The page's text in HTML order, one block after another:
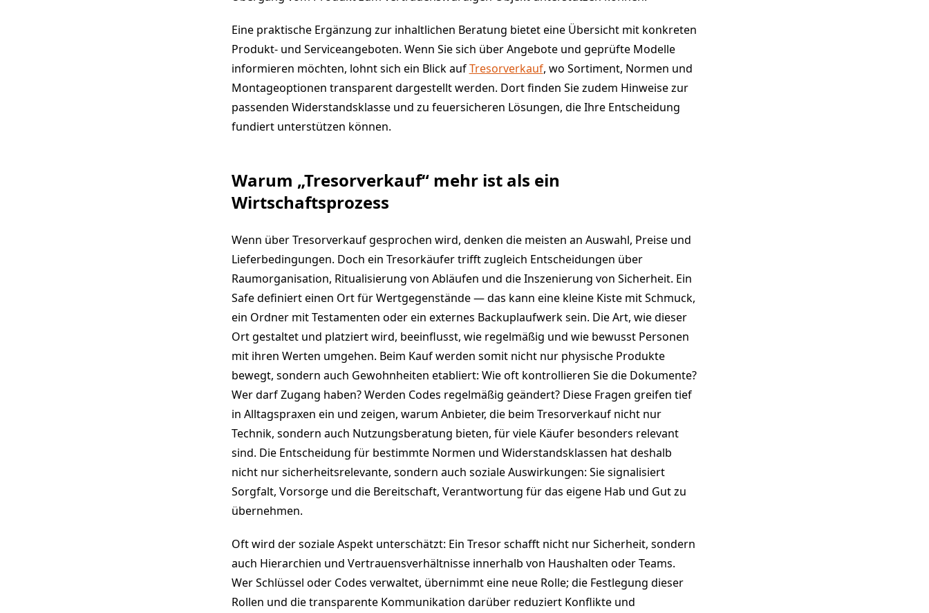
Eine praktische Ergänzung zur inhaltlichen Beratung bietet eine Übersicht mit konkreten
Produkt- und Serviceangeboten. Wenn Sie sich über Angebote und geprüfte Modelle
informieren möchten, lohnt sich ein Blick aufTresorverkauf, wo Sortiment, Normen und
Montageoptionen transparent dargestellt werden. Dort finden Sie zudem Hinweise zur
passenden Widerstandsklasse und zu feuersicheren Lösungen, die Ihre Entscheidung
fundiert unterstützen können.
Warum „Tresorverkauf“ mehr ist als ein
Wirtschaftsprozess
Wenn über Tresorverkauf gesprochen wird, denken die meisten an Auswahl, Preise und
Lieferbedingungen. Doch ein Tresorkäufer trifft zugleich Entscheidungen über
Raumorganisation, Ritualisierung von Abläufen und die Inszenierung von Sicherheit. Ein
Safe definiert einen Ort für Wertgegenstände — das kann eine kleine Kiste mit Schmuck,
ein Ordner mit Testamenten oder ein externes Backuplaufwerk sein. Die Art, wie dieser
Ort gestaltet und platziert wird, beeinflusst, wie regelmäßig und wie bewusst Personen
mit ihren Werten umgehen. Beim Kauf werden somit nicht nur physische Produkte
bewegt, sondern auch Gewohnheiten etabliert: Wie oft kontrollieren Sie die Dokumente?
Wer darf Zugang haben? Werden Codes regelmäßig geändert? Diese Fragen greifen tief
in Alltagspraxen ein und zeigen, warum Anbieter, die beim Tresorverkauf nicht nur
Technik, sondern auch Nutzungsberatung bieten, für viele Käufer besonders relevant
sind. Die Entscheidung für bestimmte Normen und Widerstandsklassen hat deshalb
nicht nur sicherheitsrelevante, sondern auch soziale Auswirkungen: Sie signalisiert
Sorgfalt, Vorsorge und die Bereitschaft, Verantwortung für das eigene Hab und Gut zu
übernehmen.
Oft wird der soziale Aspekt unterschätzt: Ein Tresor schafft nicht nur Sicherheit, sondern
auch Hierarchien und Vertrauensverhältnisse innerhalb von Haushalten oder Teams.
Wer Schlüssel oder Codes verwaltet, übernimmt eine neue Rolle; die Festlegung dieser
Rollen und die transparente Kommunikation darüber reduziert Konflikte und